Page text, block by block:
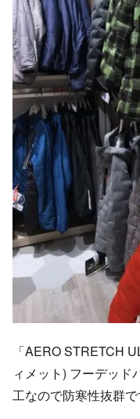
「AERO STRETCH
ィメット) フーデッド
工なので防寒性抜群で